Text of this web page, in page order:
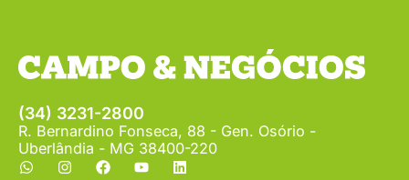
(34) 3231-2800
R. Bernardino Fonseca, 88 - Gen. Osório -
Uberlândia - MG 38400-220